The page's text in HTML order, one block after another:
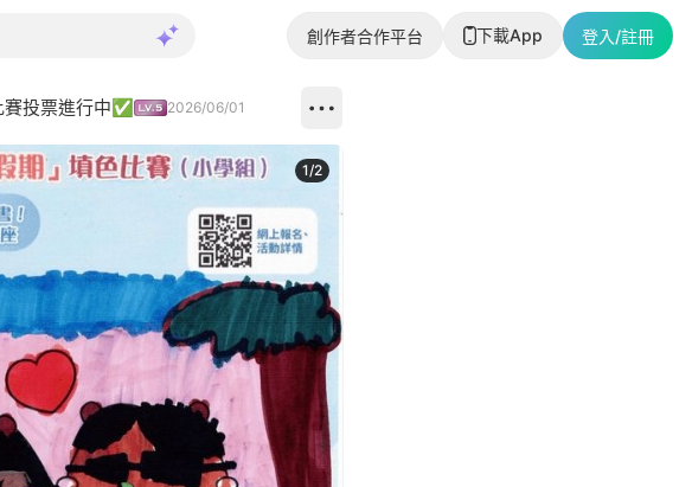
創作者合作平台 下載App 登入/註冊
賽投票進行中✅ 2026/06/01
1/2